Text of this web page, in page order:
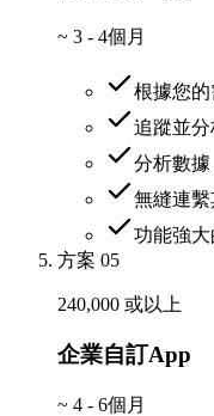
~ 3 - 4個月
根據您
追蹤並
分析數
無縫連繫
功能強
方案 05
240,000 或以上
企業自訂App
~ 4 - 6個月